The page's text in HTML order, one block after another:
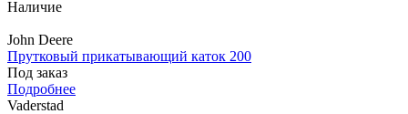
Наличие
John Deere
Прутковый прикатывающий каток 200
Под заказ
Подробнее
Vaderstad